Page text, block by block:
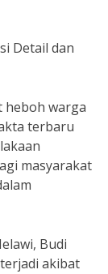
Detail dan
heboh warga
terbaru
masyarakat
Budi
akibat